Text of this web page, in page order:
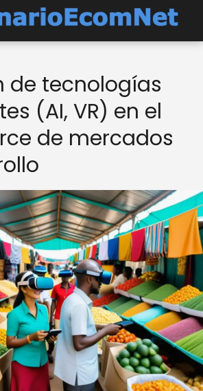
de tecnologías
(AI, VR) en el
de mercados